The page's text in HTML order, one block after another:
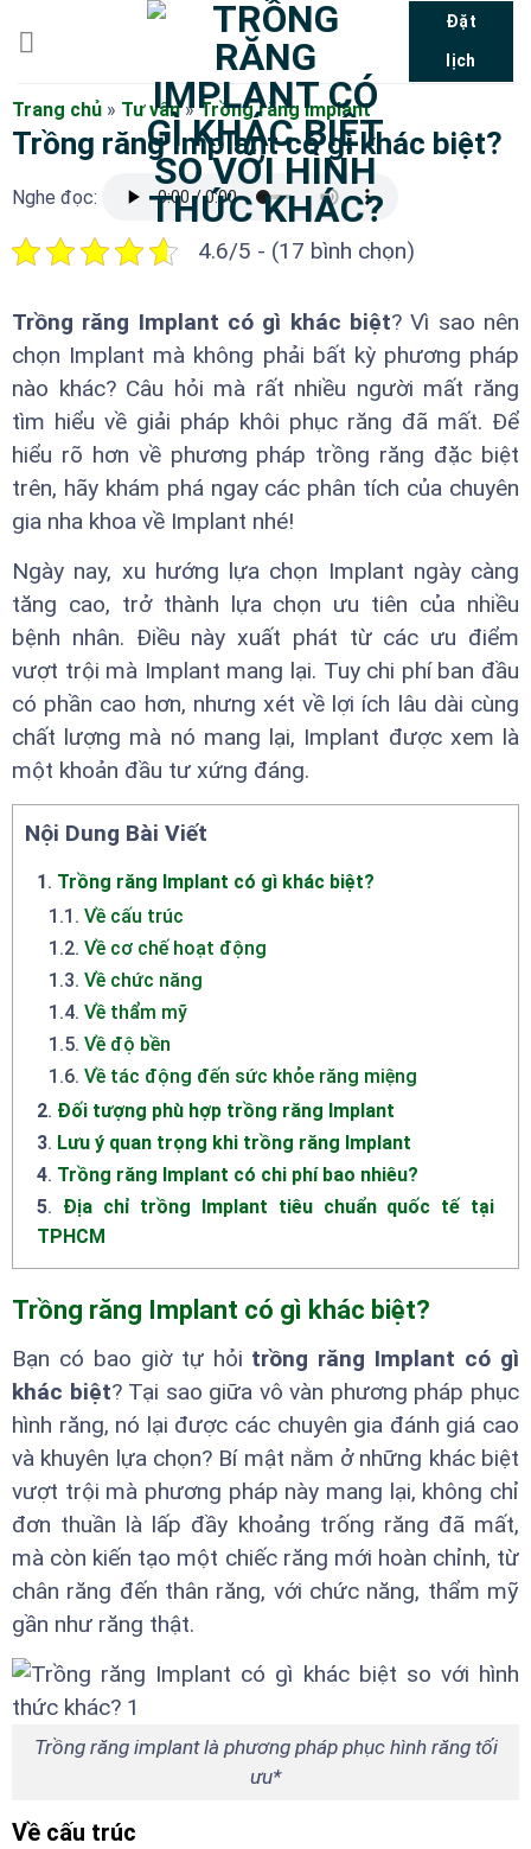
dung
Đặt
lịch
Trang chủ » Tư vấn» Trồng răng implant
Trồng răng Implant có gì khác biệt?
Nghe đọc:
4.6/5 - (17 bình chọn)
Trồng răng Implant có gì khác biệt? Vì sao nên
chọn Implant mà không phải bất kỳ phương pháp
nào khác? Câu hỏi mà rất nhiều người mất răng
tìm hiểu về giải pháp khôi phục răng đã mất. Để
hiểu rõ hơn về phương pháp trồng răng đặc biệt
trên, hãy khám phá ngay các phân tích của chuyên
gia nha khoa về Implant nhé!
Ngày nay, xu hướng lựa chọn Implant ngày càng
tăng cao, trở thành lựa chọn ưu tiên của nhiều
bệnh nhân. Điều này xuất phát từ các ưu điểm
vượt trội mà Implant mang lại. Tuy chi phí ban đầu
có phần cao hơn, nhưng xét về lợi ích lâu dài cùng
chất lượng mà nó mang lại, Implant được xem là
một khoản đầu tư xứng đáng.
Nội Dung Bài Viết
1. Trồng răng Implant có gì khác biệt?
1.1 . Về cấu trúc
1.2. Về cơ chế hoạt động
1.3. Về chức năng
1.4. Về thẩm mỹ
1.5. Về độ bền
1.6. Về tác động đến sức khỏe răng miệng
2. Đối tượng phù hợp trồng răng Implant
3. Lưu ý quan trọng khi trồng răng Implant
4. Trồng răng Implant có chi phí bao nhiêu?
5. Địa chỉ trồng Implant tiêu chuẩn quốc tế tại
TPHCM
Trồng răng Implant có gì khác biệt?
Bạn có bao giờ tự hỏi trồng răng Implant có gì
khác biệt? Tại sao giữa vô vàn phương pháp phục
hình răng, nó lại được các chuyên gia đánh giá cao
và khuyên lựa chọn? Bí mật nằm ở những khác biệt
vượt trội mà phương pháp này mang lại, không chỉ
đơn thuần là lấp đầy khoảng trống răng đã mất,
mà còn kiến tạo một chiếc răng mới hoàn chỉnh, từ
chân răng đến thân răng, với chức năng, thẩm mỹ
gần như răng thật.
Trồng răng implant là phương pháp phục hình răng tối
ưu*
Về cấu trúc